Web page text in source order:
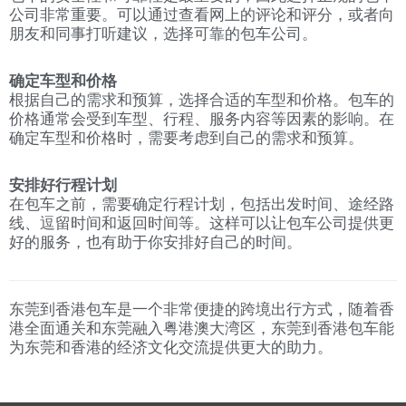
公司非常重要。可以通过查看网上的评论和评分，或者向
朋友和同事打听建议，选择可靠的包车公司。
确定车型和价格
根据自己的需求和预算，选择合适的车型和价格。包车的
价格通常会受到车型、行程、服务内容等因素的影响。在
确定车型和价格时，需要考虑到自己的需求和预算。
安排好行程计划
在包车之前，需要确定行程计划，包括出发时间、途经路
线、逗留时间和返回时间等。这样可以让包车公司提供更
好的服务，也有助于你安排好自己的时间。
东莞到香港包车是一个非常便捷的跨境出行方式，随着香
港全面通关和东莞融入粤港澳大湾区，东莞到香港包车能
为东莞和香港的经济文化交流提供更大的助力。